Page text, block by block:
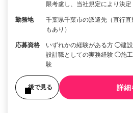
限考慮し、当社規定により決定
勤務地
千葉県千葉市の派遣先（直行
もあり）
応募資格
いずれかの経験がある方 ◯建
設計職としての実務経験 ◯施
験
後で見る 詳細